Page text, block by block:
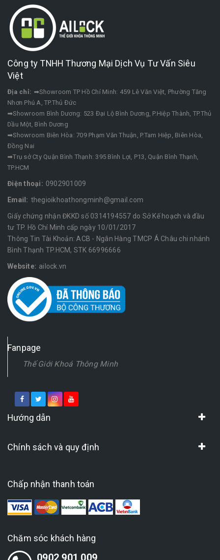
Công ty TNHH Thương Mại Dịch Vụ Tư Vấn Siêu
Việt
Địa chỉ: ➡Showroom TP Hồ Chí Minh: 459 Lê Văn Việt, Phường Tăng
Nhơn Phú A, TP.Thủ Đức
➡Showroom Bình Dương: 523 Đại Lộ Bình Dương, P.Hiệp Thành, TP.Thủ
Dầu Một, Bình Dương
➡Showroom Biên Hòa: 709 Phạm Văn Thuận, P.Tam Hiệp, Biên Hòa,
Đồng Nai
➡Trụ sở Cty Quận Bình Thạnh: 395 Bình Lợi, P13, Quận Bình Thạnh,
TP.HCM
Điện thoại: 0902901009
Email: thegioikhoathongminh@gmail.com
Giấy chứng nhận ĐKKD số 0314194557 do Sở Kế hoạch và đầu
tư TP. Hồ Chí Minh cấp ngày 10/01/2017
Thông Tin Tài Khoản: ACB - Ngân Hàng TMCP Á Châu chi nhánh
Bình Thạnh TP.HCM, STK 66996666
Website: ailock.vn
Fanpage
Thế Giới Khoá Thông Minh
Hướng dẫn
Chính sách và quy định
Chấp nhận thanh toán
Chăm sóc khách hàng
0902 901 009